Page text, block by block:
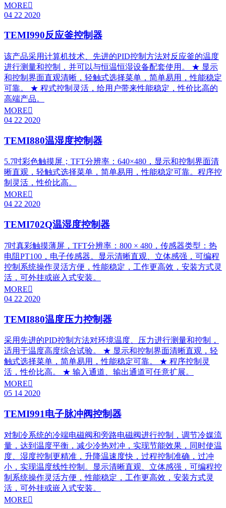
MORE
04 22 2020
TEMI990反应釜控制器
该产品采用计算机技术、先进的PID控制方法对反应釜的温度
进行测量和控制，并可以与恒温恒湿设备配套使用。 ★ 显示
和控制界面直观清晰，轻触式选择菜单，简单易用，性能稳定
可靠。 ★ 程式控制灵活，给用户带来性能稳定，性价比高的
高端产品。
MORE
04 22 2020
TEMI880温湿度控制器
5.7吋彩色触摸屏；TFT分辨率：640×480，显示和控制界面清
晰直观，轻触式选择菜单，简单易用，性能稳定可靠。程序控
制灵活，性价比高。
MORE
04 22 2020
TEMI702Q温湿度控制器
7吋真彩触摸薄屏，TFT分辨率：800 × 480，传感器类型：热
电阻PT100，电子传感器。显示清晰直观、立体感强，可编程
控制系统操作灵活方便，性能稳定，工作更高效，安装方式灵
活，可外挂或嵌入式安装。
MORE
04 22 2020
TEMI880温度压力控制器
采用先进的PID控制方法对环境温度、压力进行测量和控制，
适用于温度高度综合试验。 ★ 显示和控制界面清晰直观，轻
触式选择菜单，简单易用，性能稳定可靠。 ★ 程序控制灵
活，性价比高。 ★ 输入通道、输出通道可任意扩展。
MORE
05 14 2020
TEMI991电子脉冲阀控制器
对制冷系统的冷端电磁阀和旁路电磁阀进行控制，调节冷媒流
量，达到温度平衡，减少冷热对冲，实现节能效果，同时使温
度、湿度控制更精准，升降温速度快，过程控制准确，过冲
小，实现温度线性控制。显示清晰直观、立体感强，可编程控
制系统操作灵活方便，性能稳定，工作更高效，安装方式灵
活，可外挂或嵌入式安装。
MORE